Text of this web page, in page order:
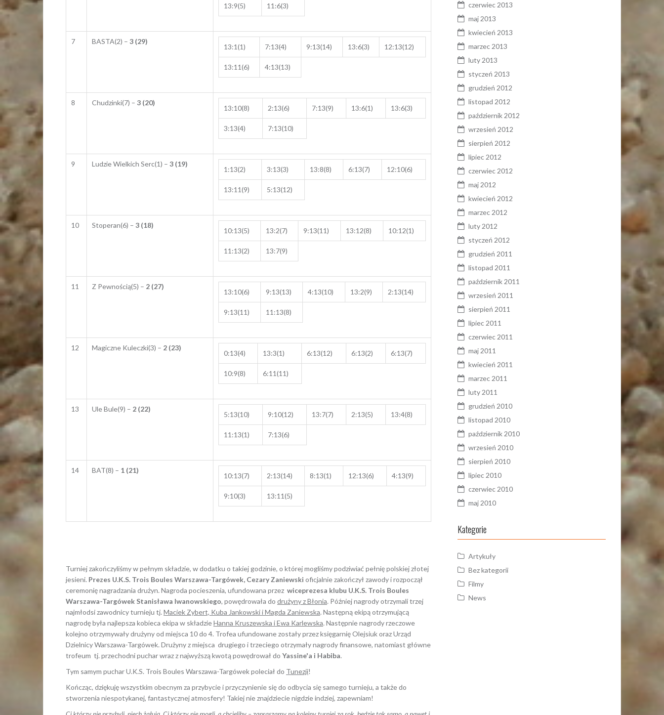
13:9(5) 11:6(3)
7 BASTA(2) – 3 (29)
13:1(1) 7:13(4) 9:13(14) 13:6(3) 12:13(12)
13:11(6) 4:13(13)
8 Chudzinki(7) – 3 (20)
13:10(8) 2:13(6) 7:13(9) 13:6(1) 13:6(3)
3:13(4) 7:13(10)
9 Ludzie Wielkich Serc(1) – 3 (19)
1:13(2) 3:13(3) 13:8(8) 6:13(7) 12:10(6)
13:11(9) 5:13(12)
10 Stoperan(6) – 3 (18)
10:13(5) 13:2(7) 9:13(11) 13:12(8) 10:12(1)
11:13(2) 13:7(9)
11 Z Pewnością(5) – 2 (27)
13:10(6) 9:13(13) 4:13(10) 13:2(9) 2:13(14)
9:13(11) 11:13(8)
12 Magiczne Kuleczki(3) – 2 (23)
0:13(4) 13:3(1) 6:13(12) 6:13(2) 6:13(7)
10:9(8) 6:11(11)
13 Ule Bule(9) – 2 (22)
5:13(10) 9:10(12) 13:7(7) 2:13(5) 13:4(8)
11:13(1) 7:13(6)
14 BAT(8) – 1 (21)
10:13(7) 2:13(14) 8:13(1) 12:13(6) 4:13(9)
9:10(3) 13:11(5)
Turniej zakończyliśmy w pełnym składzie, w dodatku o takiej godzinie, o której mogliśmy podziwiać pełnię polskiej złotej
jesieni. Prezes U.K.S. Trois Boules Warszawa-Targówek, Cezary Zaniewski oficjalnie zakończył zawody i rozpoczął
ceremonię nagradzania drużyn. Nagroda pocieszenia, ufundowana przez wiceprezesa klubu U.K.S. Trois Boules
Warszawa-Targówek Stanisława Iwanowskiego, powędrowała do drużyny z Błonia. Później nagrody otrzymali trzej
najmłodsi zawodnicy turnieju tj. Maciek Zybert, Kuba Jankowski i Magda Zaniewska. Następną ekipą otrzymującą
nagrodę była najlepsza kobieca ekipa w składzieHanna Kruszewska i Ewa Karlewska. Następnie nagrody rzeczowe
kolejno otrzymywały drużyny od miejsca 10 do 4. Trofea ufundowane zostały przez księgarnię Olejsiuk oraz Urząd
Dzielnicy Warszawa-Targówek. Drużyny z miejsca drugiego i trzeciego otrzymały nagrody finansowe, natomiast główne
trofeum tj. przechodni puchar wraz z najwyższą kwotą powędrował do Yassine'a i Habiba.
Tym samym puchar U.K.S. Trois Boules Warszawa-Targówek poleciał do Tunezji!
Kończąc, dziękuję wszystkim obecnym za przybycie i przyczynienie się do odbycia się samego turnieju, a także do
stworzenia niespotykanej, fantastycznej atmosfery! Takiej nie znajdziecie nigdzie indziej, zapewniam!
czerwiec 2013
maj 2013
kwiecień 2013
marzec 2013
luty 2013
styczeń 2013
grudzień 2012
listopad 2012
październik 2012
wrzesień 2012
sierpień 2012
lipiec 2012
czerwiec 2012
maj 2012
kwiecień 2012
marzec 2012
luty 2012
styczeń 2012
grudzień 2011
listopad 2011
październik 2011
wrzesień 2011
sierpień 2011
lipiec 2011
czerwiec 2011
maj 2011
kwiecień 2011
marzec 2011
luty 2011
grudzień 2010
listopad 2010
październik 2010
wrzesień 2010
sierpień 2010
lipiec 2010
czerwiec 2010
maj 2010
Kategorie
Artykuły
Bez kategorii
Filmy
News